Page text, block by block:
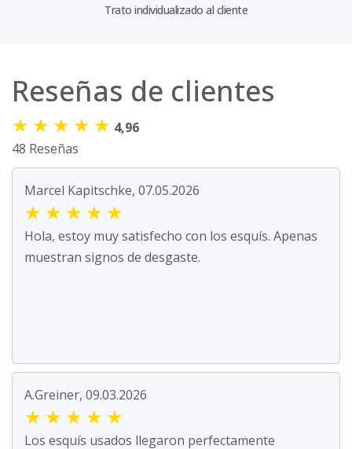
Trato individualizado al cliente
Reseñas de clientes
★ ★ ★ ★ ★ 4,96
48 Reseñas
Marcel Kapitschke, 07.05.2026
★ ★ ★ ★ ★
Hola, estoy muy satisfecho con los esquís. Apenas
muestran signos de desgaste.
A.Greiner, 09.03.2026
★ ★ ★ ★ ★
Los esquís usados llegaron perfectamente